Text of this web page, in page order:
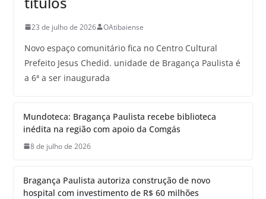
23 de julho de 2026 OAtibaiense
Novo espaço comunitário fica no Centro Cultural
Prefeito Jesus Chedid. unidade de Bragança Paulista é
a 6ª a ser inaugurada
Mundoteca: Bragança Paulista recebe biblioteca
inédita na região com apoio da Comgás
8 de julho de 2026
Bragança Paulista autoriza construção de novo
hospital com investimento de R$ 60 milhões